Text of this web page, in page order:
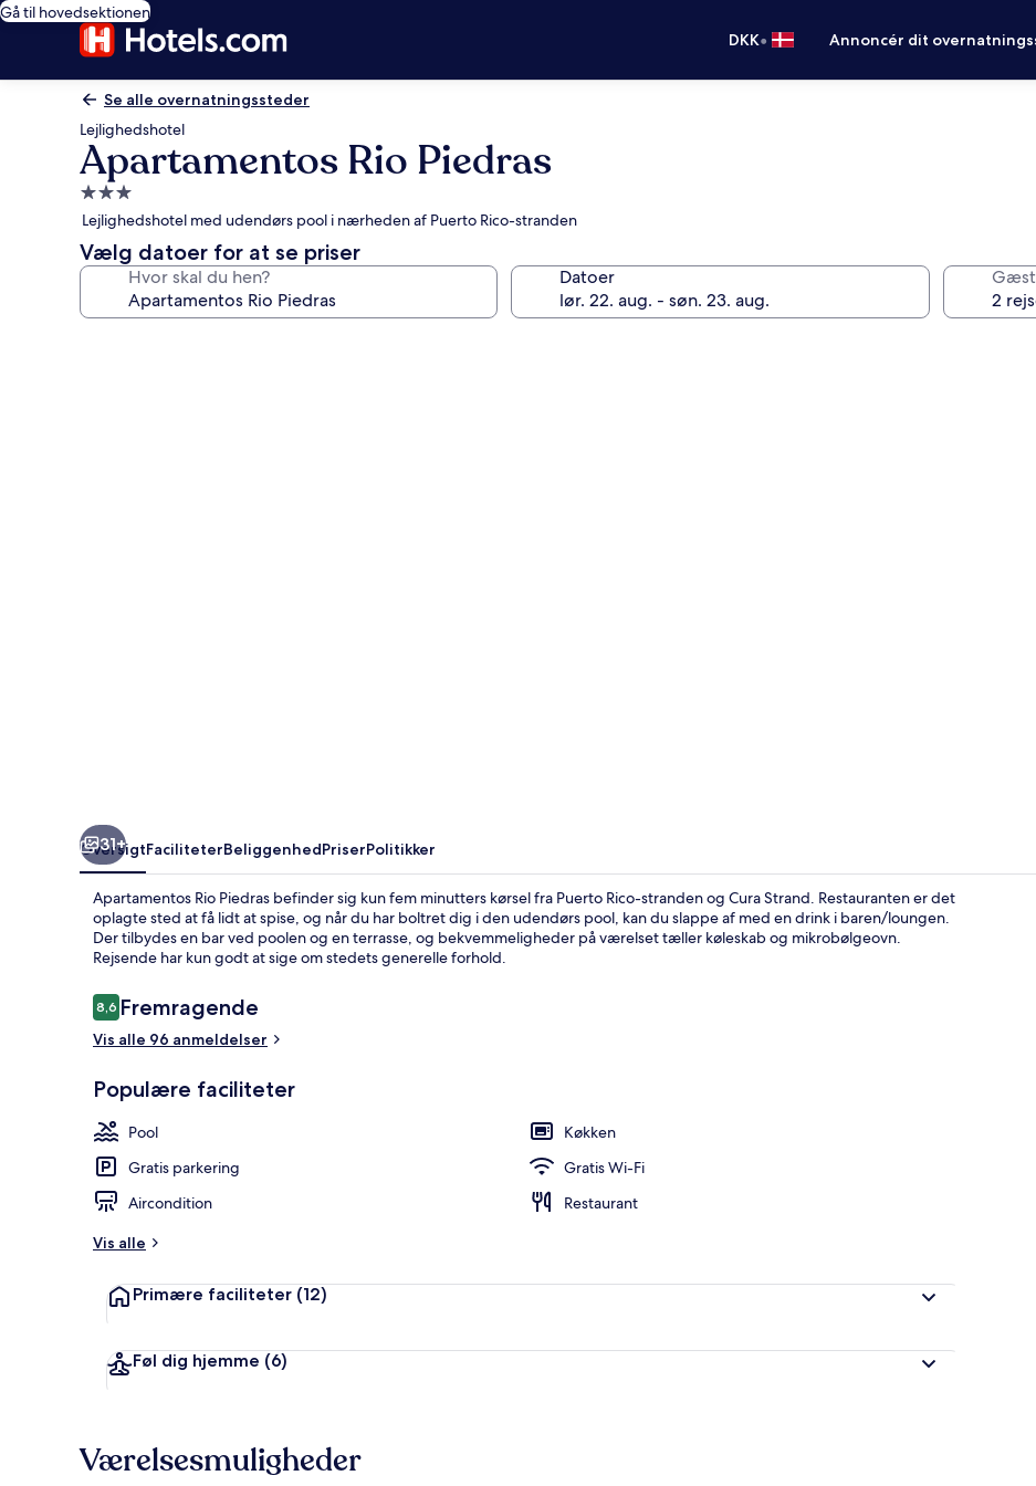
Gå til hovedsektionen
DKK• Annoncér dit
Se alle overnatningssteder
Lejlighedshotel
Apartamentos Rio Piedras
3.0-
stjernet
overnatningssted
Lejlighedshotel med udendørs pool i nærheden af Puerto Rico-stranden
Vælg datoer for at se priser
Hvor skal du hen? Datoer
31+
OversigtFaciliteterBeliggenhedPriserPolitikker
Apartamentos Rio Piedras befinder sig kun fem minutters kørsel fra Puerto Rico-stranden og Cura Strand. Restauranten er det
oplagte sted at få lidt at spise, og når du har boltret dig i den udendørs pool, kan du slappe af med en drink i baren/loungen.
Der tilbydes en bar ved poolen og en terrasse, og bekvemmeligheder på værelset tæller køleskab og mikrobølgeovn.
Rejsende har kun godt at sige om stedets generelle forhold.
Anmeldelser
8,68,6 ud af 10.
Fremragende
Vis alle 96 anmeldelser
Populære faciliteter
Pool
Køkken
Gratis parkering
Gratis Wi-Fi
Aircondition
Restaurant
Vis alle
Primære faciliteter (12)
Føl dig hjemme (6)
Værelsesmuligheder